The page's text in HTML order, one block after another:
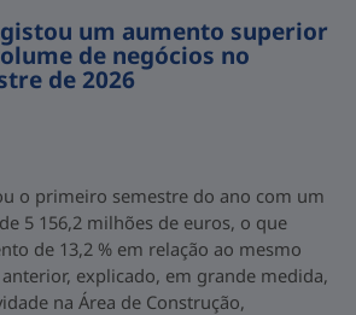
um aumento superior
de negócios no
de 2026
o primeiro semestre do ano com um
5 156,2 milhões de euros, o que
de 13,2 % em relação ao mesmo
explicado, em grande medida,
na Área de Construção,